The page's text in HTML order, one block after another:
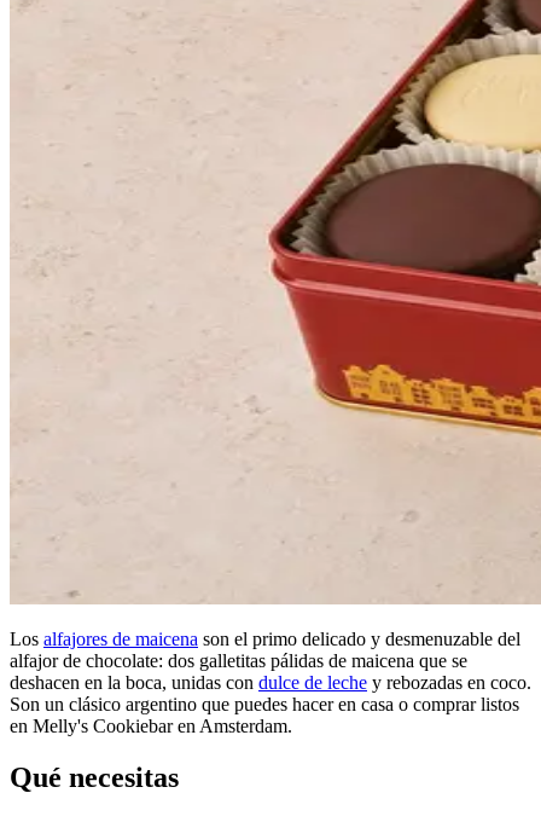
Los alfajores de maicena son el primo delicado y desmenuzable del
alfajor de chocolate: dos galletitas pálidas de maicena que se
deshacen en la boca, unidas con dulce de leche y rebozadas en coco.
Son un clásico argentino que puedes hacer en casa o comprar listos
en Melly's Cookiebar en Amsterdam.
Qué necesitas